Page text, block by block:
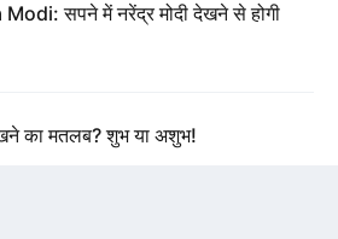
सपने में नरेंद्र मोदी देखने से होगी
का मतलब? शुभ या अशुभ!